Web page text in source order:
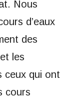
Nous
d’eaux
des
les
ceux qui ont
cours